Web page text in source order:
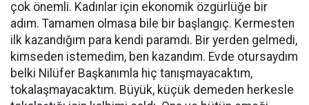
çok önemli. Kadınlar için ekonomik özgürlüğe bir
adım. Tamamen olmasa bile bir başlangıç. Kermesten
ilk kazandığım para kendi paramdı. Bir yerden gelmedi,
kimseden istemedim, ben kazandım. Evde otursaydım
belki Nilüfer Başkanımla hiç tanışmayacaktım,
tokalaşmayacaktım. Büyük, küçük demeden herkesle